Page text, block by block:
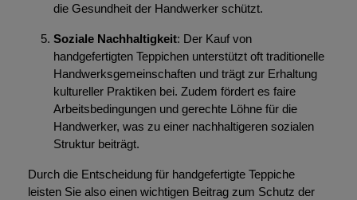
die Gesundheit der Handwerker schützt.
Soziale Nachhaltigkeit: Der Kauf von
handgefertigten Teppichen unterstützt oft traditionelle
Handwerksgemeinschaften und trägt zur Erhaltung
kultureller Praktiken bei. Zudem fördert es faire
Arbeitsbedingungen und gerechte Löhne für die
Handwerker, was zu einer nachhaltigeren sozialen
Struktur beiträgt.
Durch die Entscheidung für handgefertigte Teppiche
leisten Sie also einen wichtigen Beitrag zum Schutz der